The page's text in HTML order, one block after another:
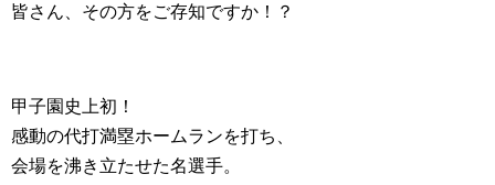
皆さん、その方をご存知ですか！？
甲子園史上初！
感動の代打満塁ホームランを打ち、
会場を沸き立たせた名選手。